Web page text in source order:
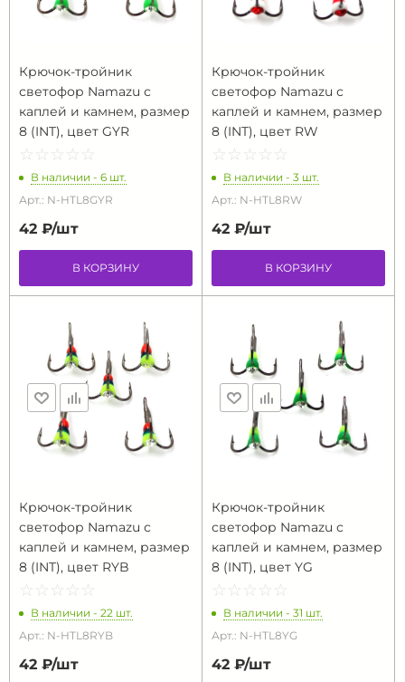
Крючок-тройник
светофор Namazu с
каплей и камнем, размер
8 (INT), цвет GYR
☆ ☆ ☆ ☆ ☆
★ ★ ★ ★ ★
В наличии - 6 шт.
Арт.: N-HTL8GYR
42 ₽/шт
В КОРЗИНУ
Крючок-тройник
светофор Namazu с
каплей и камнем, размер
8 (INT), цвет RW
☆ ☆ ☆ ☆ ☆
★ ★ ★ ★ ★
В наличии - 3 шт.
Арт.: N-HTL8RW
42 ₽/шт
В КОРЗИНУ
Крючок-тройник
светофор Namazu с
каплей и камнем, размер
8 (INT), цвет RYB
☆ ☆ ☆ ☆ ☆
★ ★ ★ ★ ★
В наличии - 22 шт.
Арт.: N-HTL8RYB
42 ₽/шт
Крючок-тройник
светофор Namazu с
каплей и камнем, размер
8 (INT), цвет YG
☆ ☆ ☆ ☆ ☆
★ ★ ★ ★ ★
В наличии - 31 шт.
Арт.: N-HTL8YG
42 ₽/шт